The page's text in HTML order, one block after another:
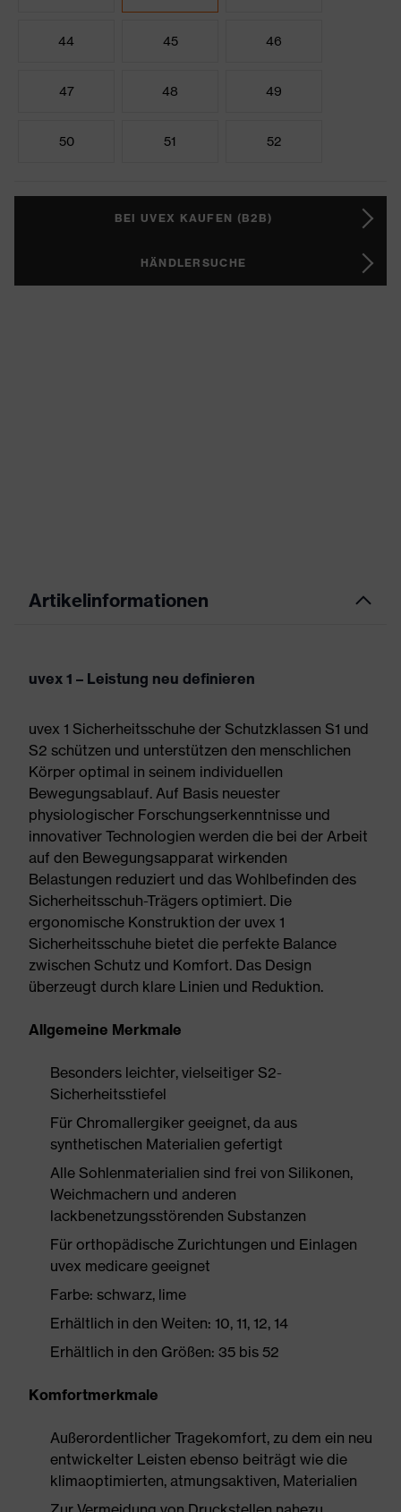
44 45 46
47 48 49
50 51 52
BEI UVEX KAUFEN (B2B)
HÄNDLERSUCHE
Artikelinformationen
uvex 1 – Leistung neu definieren
uvex 1 Sicherheitsschuhe der Schutzklassen S1 und
S2 schützen und unterstützen den menschlichen
Körper optimal in seinem individuellen
Bewegungsablauf. Auf Basis neuester
physiologischer Forschungserkenntnisse und
innovativer Technologien werden die bei der Arbeit
auf den Bewegungsapparat wirkenden
Belastungen reduziert und das Wohlbefinden des
Sicherheitsschuh-Trägers optimiert. Die
ergonomische Konstruktion der uvex 1
Sicherheitsschuhe bietet die perfekte Balance
zwischen Schutz und Komfort. Das Design
überzeugt durch klare Linien und Reduktion.
Allgemeine Merkmale
Besonders leichter, vielseitiger S2-
Sicherheitsstiefel
Für Chromallergiker geeignet, da aus
synthetischen Materialien gefertigt
Alle Sohlenmaterialien sind frei von Silikonen,
Weichmachern und anderen
lackbenetzungsstörenden Substanzen
Für orthopädische Zurichtungen und Einlagen
uvex medicare geeignet
Farbe: schwarz, lime
Erhältlich in den Weiten: 10, 11, 12, 14
Erhältlich in den Größen: 35 bis 52
Komfortmerkmale
Außerordentlicher Tragekomfort, zu dem ein neu
entwickelter Leisten ebenso beiträgt wie die
klimaoptimierten, atmungsaktiven, Materialien